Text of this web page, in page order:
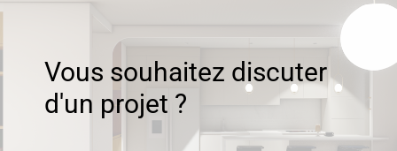
Vous souhaitez discuter
d'un projet ?